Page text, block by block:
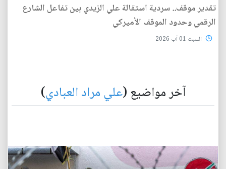
تقدير موقف.. سردية استقالة علي الزيدي بين تفاعل الشارع
الرقمي وحدود الموقف الأميركي
السبت 01 آب 2026
آخر مواضيع (علي مراد العبادي)